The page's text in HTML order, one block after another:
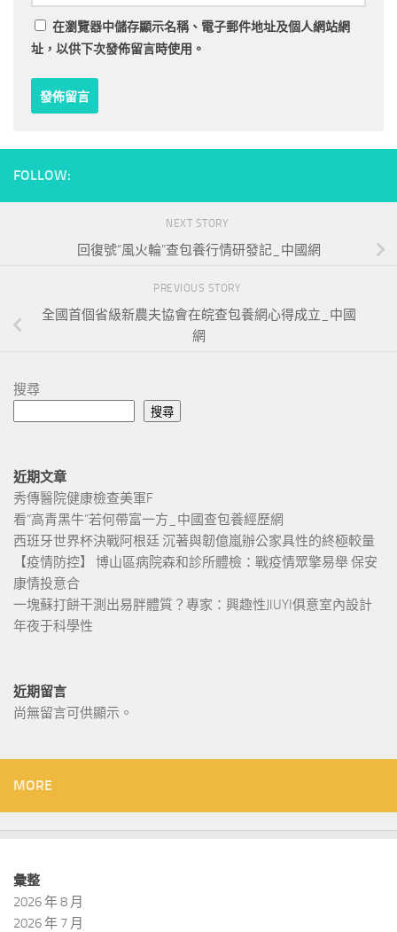
在瀏覽器中儲存顯示名稱、電子郵件地址及個人網站網
址，以供下次發佈留言時使用。
FOLLOW:
NEXT STORY
回復號“風火輪”查包養行情研發記_中國網
PREVIOUS STORY
全國首個省級新農夫協會在皖查包養網心得成立_中國
網
搜尋
搜尋
近期文章
秀傳醫院健康檢查美軍F
看“高青黑牛”若何帶富一方_中國查包養經歷網
西班牙世界杯決戰阿根廷 沉著與韌億嵐辦公家具性的終極較量
【疫情防控】 博山區病院森和診所體檢：戰疫情眾擎易舉 保安
康情投意合
一塊蘇打餅干測出易胖體質？專家：興趣性JIUYI俱意室內設計
年夜于科學性
近期留言
尚無留言可供顯示。
MORE
彙整
2026 年 8 月
2026 年 7 月